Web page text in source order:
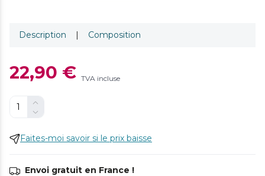
Description | Composition
22,90 € TVA incluse
Faites-moi savoir si le prix baisse
Envoi gratuit en France !